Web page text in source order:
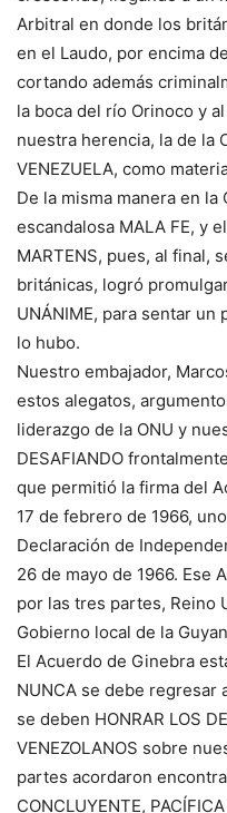
Arbitral en donde los
en el Laudo, por encima
cortando además
la boca del río Orinoco y
nuestra herencia, la de la
VENEZUELA, como
De la misma manera en la
escandalosa MALA FE, y
MARTENS, pues, al final,
británicas, logró
UNÁNIME, para sentar
lo hubo.
Nuestro embajador,
estos alegatos,
liderazgo de la ONU y
DESAFIANDO
que permitió la firma del
17 de febrero de 1966,
Declaración de
26 de mayo de 1966. Ese
por las tres partes, Reino
Gobierno local de la
El Acuerdo de Ginebra
NUNCA se debe regresar
se deben HONRAR LOS
VENEZOLANOS sobre
partes acordaron
CONCLUYENTE,